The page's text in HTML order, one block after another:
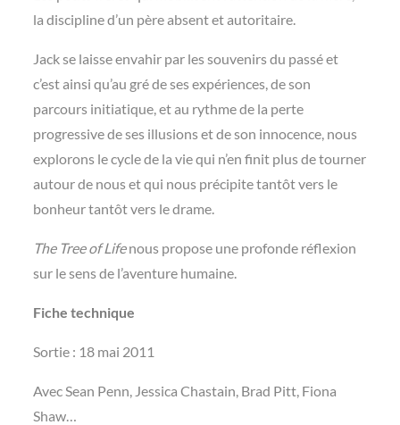
la discipline d’un père absent et autoritaire.
Jack se laisse envahir par les souvenirs du passé et
c’est ainsi qu’au gré de ses expériences, de son
parcours initiatique, et au rythme de la perte
progressive de ses illusions et de son innocence, nous
explorons le cycle de la vie qui n’en finit plus de tourner
autour de nous et qui nous précipite tantôt vers le
bonheur tantôt vers le drame.
The Tree of Lifenous propose une profonde réflexion
sur le sens de l’aventure humaine.
Fiche technique
Sortie : 18 mai 2011
Avec Sean Penn, Jessica Chastain, Brad Pitt, Fiona
Shaw…